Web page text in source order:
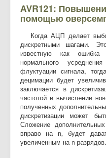
AVR121:
помощью
Когда АЦП делает
дискретными шагами.
известную как ошибка
нормального
флуктуации сигнала,
децимации будет
заключается в
частотой и вычислении
полученных
дискретизации может
Сложение
вправо на n, будет
увеличенным на n разрядов.